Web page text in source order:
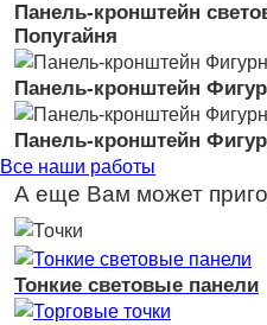
Панель-кронштейн
Попугайня
Панель-кронштейн
Панель-кронштейн
Все наши работы
А еще Вам может
Тонкие световые панели